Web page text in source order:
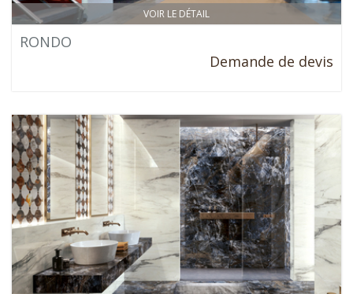
VOIR LE DÉTAIL
RONDO
Demande de devis